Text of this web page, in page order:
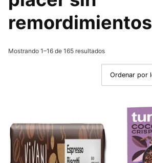
remordimientos
Mostrando 1–16 de 165 resultadosOrdenado
últimos